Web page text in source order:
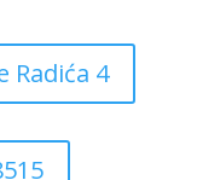
Radića 4